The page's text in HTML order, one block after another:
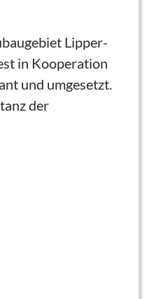
Lipper­
in Kooperation
und umgesetzt.
der